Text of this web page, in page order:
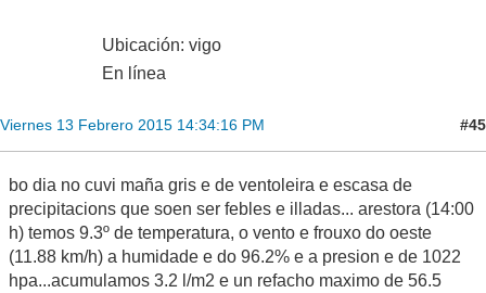
Ubicación: vigo
En línea
Viernes 13 Febrero 2015 14:34:16 PM #45
bo dia no cuvi maña gris e de ventoleira e escasa de
precipitacions que soen ser febles e illadas... arestora (14:00
h) temos 9.3º de temperatura, o vento e frouxo do oeste
(11.88 km/h) a humidade e do 96.2% e a presion e de 1022
hpa...acumulamos 3.2 l/m2 e un refacho maximo de 56.5